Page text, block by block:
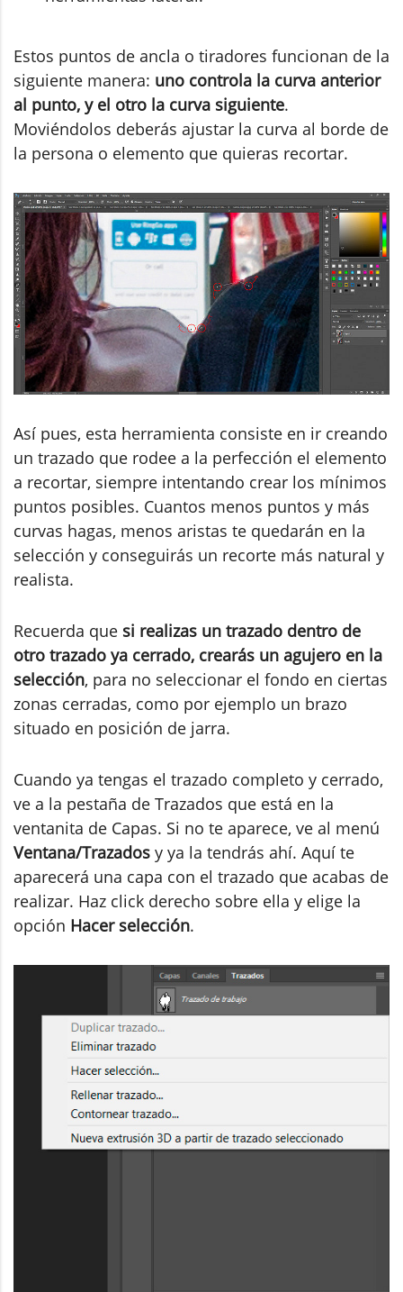
Estos puntos de ancla o tiradores funcionan de la
siguiente manera: uno controla la curva anterior
al punto, y el otro la curva siguiente.
Moviéndolos deberás ajustar la curva al borde de
la persona o elemento que quieras recortar.
Así pues, esta herramienta consiste en ir creando
un trazado que rodee a la perfección el elemento
a recortar, siempre intentando crear los mínimos
puntos posibles. Cuantos menos puntos y más
curvas hagas, menos aristas te quedarán en la
selección y conseguirás un recorte más natural y
realista.
Recuerda que si realizas un trazado dentro de
otro trazado ya cerrado, crearás un agujero en la
selección, para no seleccionar el fondo en ciertas
zonas cerradas, como por ejemplo un brazo
situado en posición de jarra.
Cuando ya tengas el trazado completo y cerrado,
ve a la pestaña de Trazados que está en la
ventanita de Capas. Si no te aparece, ve al menú
Ventana/Trazados y ya la tendrás ahí. Aquí te
aparecerá una capa con el trazado que acabas de
realizar. Haz click derecho sobre ella y elige la
opción Hacer selección.